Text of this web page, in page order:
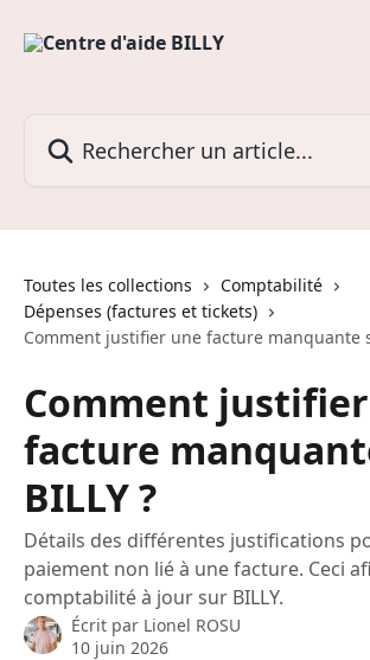
Toutes les collections
Comptabilité
Dépenses (factures et tickets)
Comment justifier une facture manquante
Comment
facture
BILLY ?
Détails des différentes justifications
paiement non lié à une facture. Ceci
comptabilité à jour sur BILLY.
Écrit par Lionel ROSU
10 juin 2026